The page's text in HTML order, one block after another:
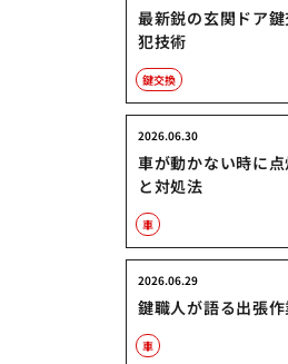
最新鋭の玄関ドア
犯技術
鍵交換
車が動かない時に
と対処法
2026.06.30
車
鍵職人が語る出張
2026.06.29
車